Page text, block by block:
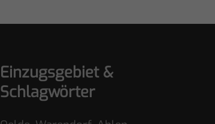
Einzugsgebiet &
Schlagwörter